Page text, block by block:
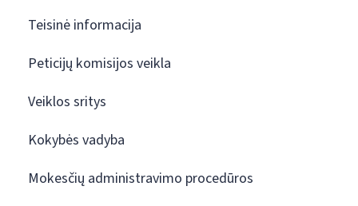
Teisinė informacija
Peticijų komisijos veikla
Veiklos sritys
Kokybės vadyba
Mokesčių administravimo procedūros